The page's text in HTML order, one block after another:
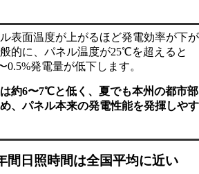
表面温度が上がるほど発電効率が下が
的に、パネル温度が25℃を超えると
発電量が低下します。
約6〜7℃と低く、夏でも本州の都市部
、パネル本来の発電性能を発揮しやす
日照時間は全国平均に近い